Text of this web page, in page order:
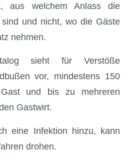
aus welchem Anlass die
und nicht, wo die Gäste
nehmen.
sieht für Verstöße
vor, mindestens 150
und bis zu mehreren
Gastwirt.
eine Infektion hinzu, kann
drohen.